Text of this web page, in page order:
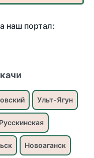
наш портал:
Ульт-Ягун
Русскинская
Новоаганск